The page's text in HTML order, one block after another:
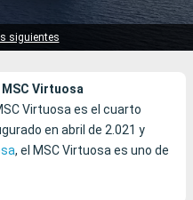
siguientes
Virtuosa
Virtuosa es el cuarto
en abril de 2.021 y
, el MSC Virtuosa es uno de